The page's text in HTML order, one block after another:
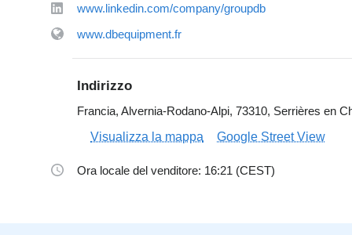
www.linkedin.com/company/groupdb
www.dbequipment.fr
Indirizzo
Francia, Alvernia-Rodano-Alpi, 73310, Serrières en
Visualizza la mappa
Google Street View
Ora locale del venditore: 16:21 (CEST)